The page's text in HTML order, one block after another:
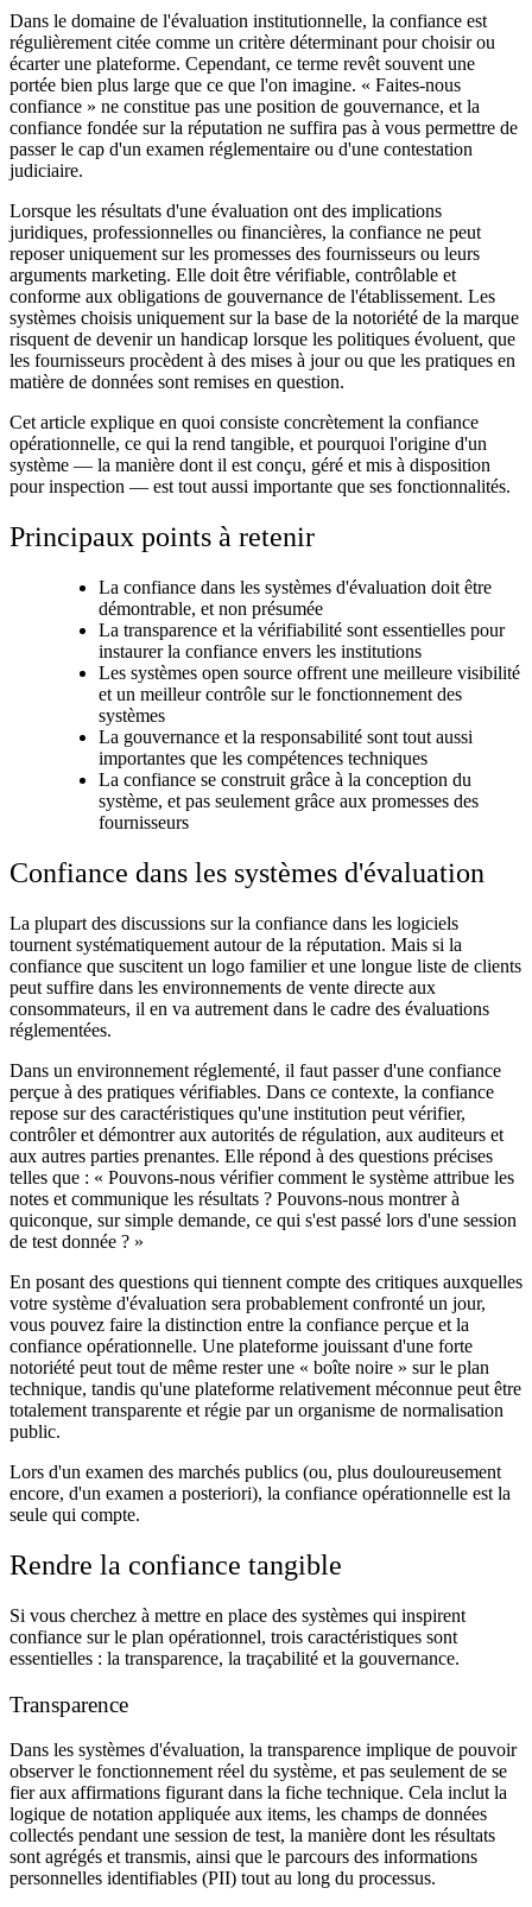
Dans le domaine de l'évaluation institutionnelle, la confiance est
régulièrement citée comme un critère déterminant pour choisir ou
écarter une plateforme. Cependant, ce terme revêt souvent une
portée bien plus large que ce que l'on imagine. « Faites-nous
confiance » ne constitue pas une position de gouvernance, et la
confiance fondée sur la réputation ne suffira pas à vous permettre de
passer le cap d'un examen réglementaire ou d'une contestation
judiciaire.
Lorsque les résultats d'une évaluation ont des implications
juridiques, professionnelles ou financières, la confiance ne peut
reposer uniquement sur les promesses des fournisseurs ou leurs
arguments marketing. Elle doit être vérifiable, contrôlable et
conforme aux obligations de gouvernance de l'établissement. Les
systèmes choisis uniquement sur la base de la notoriété de la marque
risquent de devenir un handicap lorsque les politiques évoluent, que
les fournisseurs procèdent à des mises à jour ou que les pratiques en
matière de données sont remises en question.
Cet article explique en quoi consiste concrètement la confiance
opérationnelle, ce qui la rend tangible, et pourquoi l'origine d'un
système — la manière dont il est conçu, géré et mis à disposition
pour inspection — est tout aussi importante que ses fonctionnalités.
Principaux points à retenir
La confiance dans les systèmes d'évaluation doit être
démontrable, et non présumée
La transparence et la vérifiabilité sont essentielles pour
instaurer la confiance envers les institutions
Les systèmes open source offrent une meilleure visibilité
et un meilleur contrôle sur le fonctionnement des
systèmes
La gouvernance et la responsabilité sont tout aussi
importantes que les compétences techniques
La confiance se construit grâce à la conception du
système, et pas seulement grâce aux promesses des
fournisseurs
Confiance dans les systèmes d'évaluation
La plupart des discussions sur la confiance dans les logiciels
tournent systématiquement autour de la réputation. Mais si la
confiance que suscitent un logo familier et une longue liste de clients
peut suffire dans les environnements de vente directe aux
consommateurs, il en va autrement dans le cadre des évaluations
réglementées.
Dans un environnement réglementé, il faut passer d'une confiance
perçue à des pratiques vérifiables. Dans ce contexte, la confiance
repose sur des caractéristiques qu'une institution peut vérifier,
contrôler et démontrer aux autorités de régulation, aux auditeurs et
aux autres parties prenantes. Elle répond à des questions précises
telles que : « Pouvons-nous vérifier comment le système attribue les
notes et communique les résultats ? Pouvons-nous montrer à
quiconque, sur simple demande, ce qui s'est passé lors d'une session
de test donnée ? »
En posant des questions qui tiennent compte des critiques auxquelles
votre système d'évaluation sera probablement confronté un jour,
vous pouvez faire la distinction entre la confiance perçue et la
confiance opérationnelle. Une plateforme jouissant d'une forte
notoriété peut tout de même rester une « boîte noire » sur le plan
technique, tandis qu'une plateforme relativement méconnue peut être
totalement transparente et régie par un organisme de normalisation
public.
Lors d'un examen des marchés publics (ou, plus douloureusement
encore, d'un examen a posteriori), la confiance opérationnelle est la
seule qui compte.
Rendre la confiance tangible
Si vous cherchez à mettre en place des systèmes qui inspirent
confiance sur le plan opérationnel, trois caractéristiques sont
essentielles : la transparence, la traçabilité et la gouvernance.
Transparence
Dans les systèmes d'évaluation, la transparence implique de pouvoir
observer le fonctionnement réel du système, et pas seulement de se
fier aux affirmations figurant dans la fiche technique. Cela inclut la
logique de notation appliquée aux items, les champs de données
collectés pendant une session de test, la manière dont les résultats
sont agrégés et transmis, ainsi que le parcours des informations
personnelles identifiables (PII) tout au long du processus.